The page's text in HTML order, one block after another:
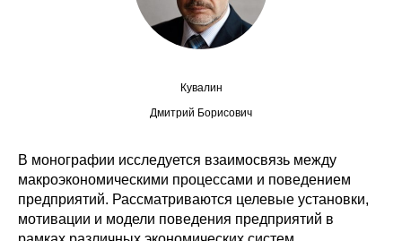
Противодействие коррупции
Материалы для СМИ
Научная жизнь
Издания
Кувалин
Дмитрий Борисович
В монографии исследуется взаимосвязь между
макроэкономическими процессами и поведением
предприятий. Рассматриваются целевые установки,
мотивации и модели поведения предприятий в